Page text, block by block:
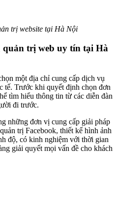
trị website tại Hà Nội
trị web uy tín tại Hà
một địa chỉ cung cấp dịch vụ
tế. Trước khi quyết định chọn đơn
tìm hiểu thông tin từ các diễn đàn
đi trước.
những đơn vị cung cấp giải pháp
trị Facebook, thiết kế hình ảnh
độ, có kinh nghiệm với thời gian
giải quyết mọi vấn đề cho khách